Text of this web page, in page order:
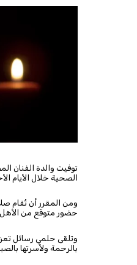
الصحية خلال الأيام
حضور متوقع من الأهل
بالرحمة ولأسرتها